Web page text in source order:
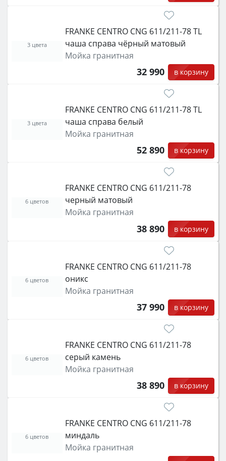
FRANKE CENTRO CNG 611/211-78 TL
чаша справа чёрный матовый
Мойка гранитная
32 990 в корзину
3 цвета
FRANKE CENTRO CNG 611/211-78 TL
чаша справа белый
Мойка гранитная
52 890 в корзину
3 цвета
FRANKE CENTRO CNG 611/211-78
черный матовый
Мойка гранитная
38 890 в корзину
6 цветов
FRANKE CENTRO CNG 611/211-78
оникс
Мойка гранитная
37 990 в корзину
6 цветов
FRANKE CENTRO CNG 611/211-78
серый камень
Мойка гранитная
38 890 в корзину
6 цветов
FRANKE CENTRO CNG 611/211-78
миндаль
Мойка гранитная
6 цветов